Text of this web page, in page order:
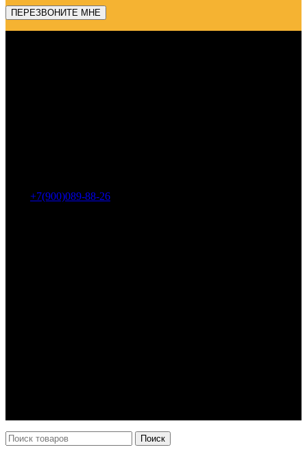
+7(900)089-88-26
Поиск